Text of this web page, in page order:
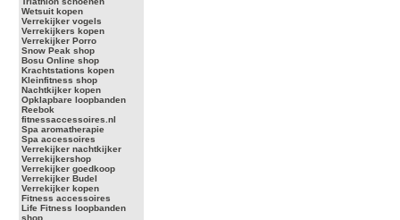
Wetsuit kopen
Verrekijker vogels
Verrekijkers kopen
Verrekijker Porro
Snow Peak shop
Bosu Online shop
Krachtstations kopen
Kleinfitness shop
Nachtkijker kopen
Opklapbare loopbanden
Reebok
fitnessaccessoires.nl
Spa aromatherapie
Spa accessoires
Verrekijker nachtkijker
Verrekijkershop
Verrekijker goedkoop
Verrekijker Budel
Verrekijker kopen
Fitness accessoires
Life Fitness loopbanden
shop